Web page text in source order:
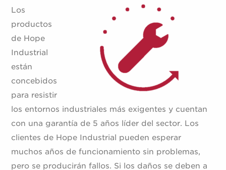
Los
productos
de Hope
Industrial
están
concebidos
para resistir
los entornos industriales más exigentes y cuentan
con una garantía de 5 años líder del sector. Los
clientes de Hope Industrial pueden esperar
muchos años de funcionamiento sin problemas,
pero se producirán fallos. Si los daños se deben a